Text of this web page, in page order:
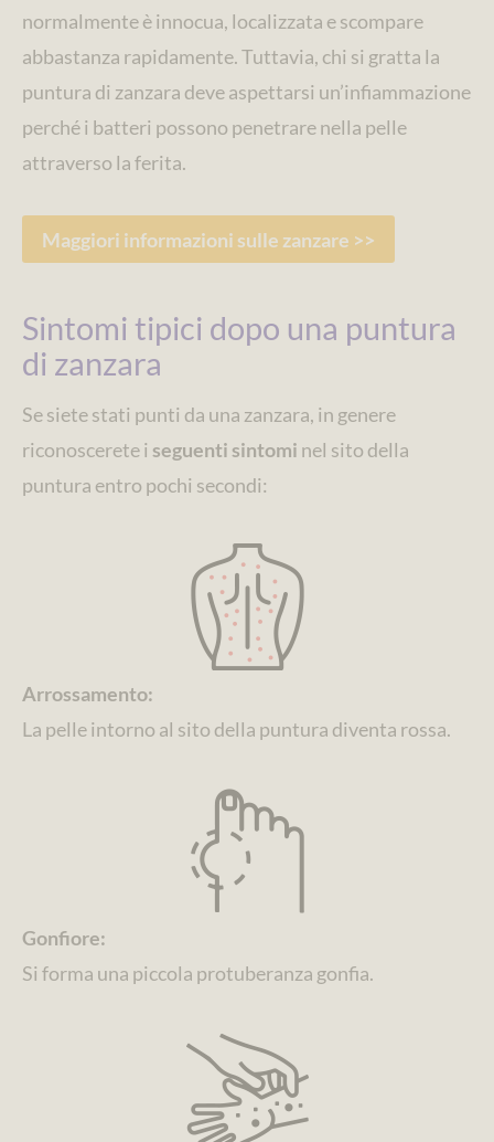
normalmente è innocua, localizzata e scompare
abbastanza rapidamente. Tuttavia, chi si gratta la
puntura di zanzara deve aspettarsi un’infiammazione
perché i batteri possono penetrare nella pelle
attraverso la ferita.
Maggiori informazioni sulle zanzare >>
Sintomi tipici dopo una puntura
di zanzara
Se siete stati punti da una zanzara, in genere
riconoscerete i seguenti sintomi nel sito della
puntura entro pochi secondi:
Arrossamento:
La pelle intorno al sito della puntura diventa rossa.
Gonfiore:
Si forma una piccola protuberanza gonfia.